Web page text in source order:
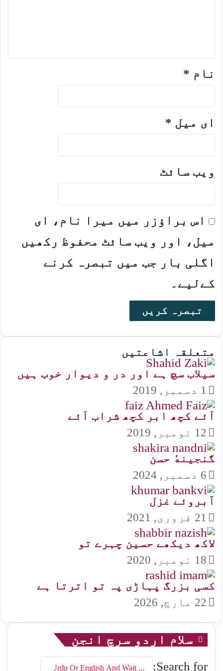
نام *
ای میل *
ویب‌ سائٹ
اس براؤزر میں میرا نام، ای
میل، اور ویب سائٹ محفوظ رکھیں
اگلی بار جب میں تبصرہ کرنے
کےلیے۔
متعلقہ اشاعتیں
سیلاب سچ ہے اور در و دیوار خوب ہیں
1 دسمبر, 2019
آئے کچھ ابر کچھ شراب آئے
12 نومبر, 2019
گنجینهٔ حسن
6 دسمبر, 2024
آبروئے غزل
21 فروری, 2021
لاکھ دیکھے حسین چہرے تو
18 نومبر, 2020
کسی بزرگ پہاڑی پہ تو اترتا ہے
22 مارچ, 2026
سلام اردو سرچ انجن
Search for: